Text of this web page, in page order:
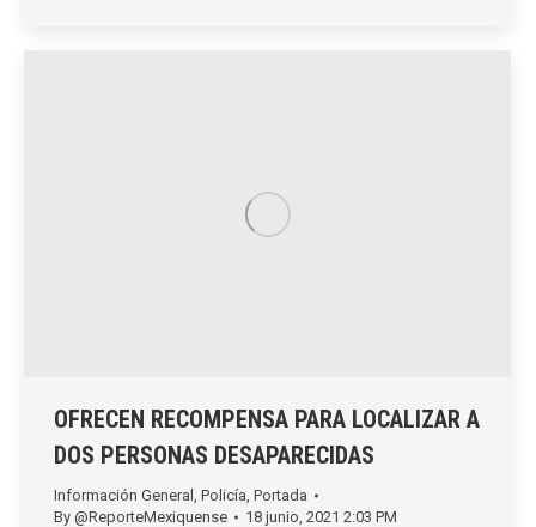
OFRECEN RECOMPENSA PARA LOCALIZAR A
DOS PERSONAS DESAPARECIDAS
Información General , Policía, Portada
By @ReporteMexiquense 18 junio, 2021 2:03 PM